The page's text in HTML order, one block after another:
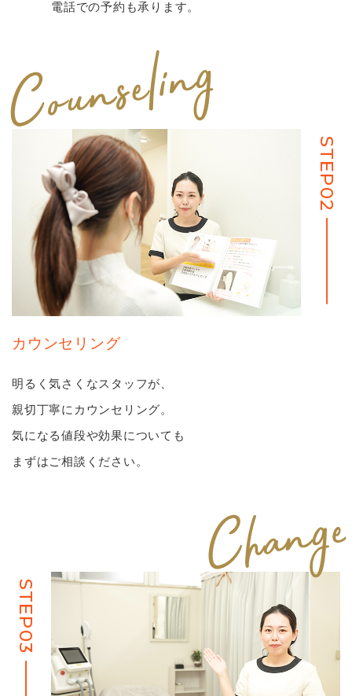
電話での予約も承ります。
STEP02
カウンセリング
明るく気さくなスタッフが、
親切丁寧にカウンセリング。
気になる値段や効果についても
まずはご相談ください。
STEP03